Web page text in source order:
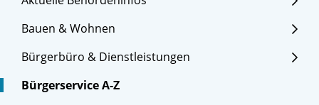
Bauen & Wohnen
Bürgerbüro & Dienstleistungen
Bürgerservice A-Z